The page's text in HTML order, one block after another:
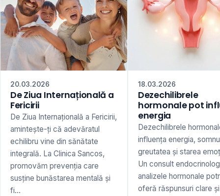
20.03.2026
De Ziua Internațională a
Fericirii
De Ziua Internațională a Fericirii,
amintește-ți că adevăratul
echilibru vine din sănătate
integrală. La Clinica Sancos,
promovăm prevenția care
susține bunăstarea mentală și
fi...
18.03.2026
Dezechilibrele
hormonale pot
energia
Dezechilibrele
influența energia,
greutatea și starea
Un consult
analizele hormonale
oferă răspunsuri clare